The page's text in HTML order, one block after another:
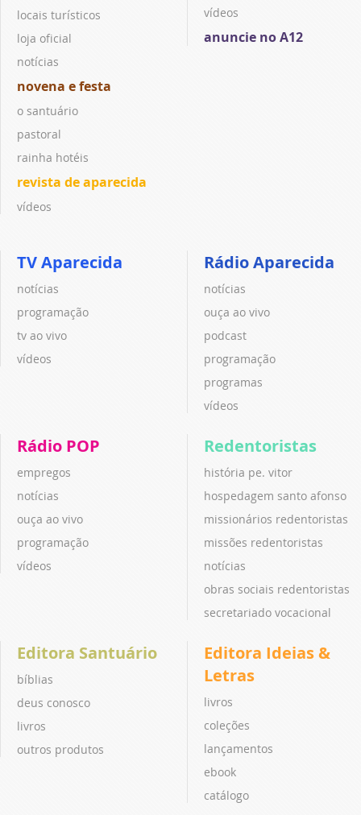
locais turísticos
loja oficial
notícias
novena e festa
o santuário
pastoral
rainha hotéis
revista de aparecida
vídeos
vídeos
anuncie no A12
TV Aparecida
notícias
programação
tv ao vivo
vídeos
Rádio Aparecida
notícias
ouça ao vivo
podcast
programação
programas
vídeos
Rádio POP
empregos
notícias
ouça ao vivo
programação
vídeos
Redentoristas
história pe. vitor
hospedagem santo afonso
missionários redentoristas
missões redentoristas
notícias
obras sociais redentoristas
secretariado vocacional
Editora Santuário
bíblias
deus conosco
livros
outros produtos
Editora Ideias &
Letras
livros
coleções
lançamentos
ebook
catálogo